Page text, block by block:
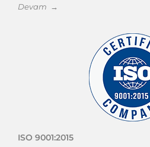
Devam →
ISO 9001:2015